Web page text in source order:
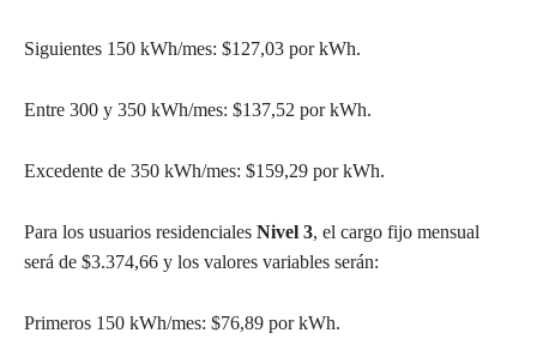
Siguientes 150 kWh/mes: $127,03 por kWh.
Entre 300 y 350 kWh/mes: $137,52 por kWh.
Excedente de 350 kWh/mes: $159,29 por kWh.
Para los usuarios residenciales Nivel 3, el cargo fijo mensual
será de $3.374,66 y los valores variables serán:
Primeros 150 kWh/mes: $76,89 por kWh.